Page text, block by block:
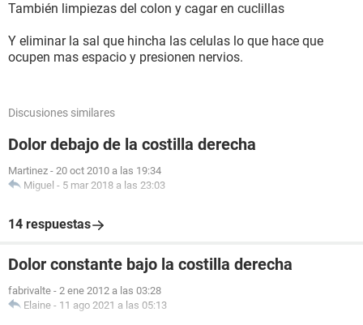
También limpiezas del colon y cagar en cuclillas
Y eliminar la sal que hincha las celulas lo que hace que
ocupen mas espacio y presionen nervios.
Discusiones similares
Dolor debajo de la costilla derecha
Martinez - 20 oct 2010 a las 19:34
Miguel - 5 mar 2018 a las 23:03
14 respuestas
Dolor constante bajo la costilla derecha
fabrivalte - 2 ene 2012 a las 03:28
Elaine - 11 ago 2021 a las 05:13